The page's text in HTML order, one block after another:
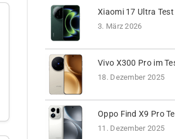
Xiaomi 17 Ultra Test
3. März 2026
Vivo X300 Pro im
18. Dezember 2025
Oppo Find X9 Pro
11. Dezember 2025